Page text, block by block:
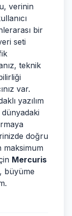
verinin
bir
seti
teknik
var.
yazılım
dünyadaki
doğru
maksimum
Mercuris
büyüme